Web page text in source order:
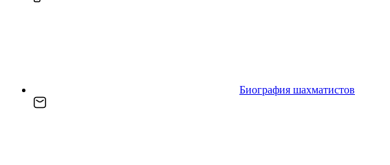
Биография шахматистов